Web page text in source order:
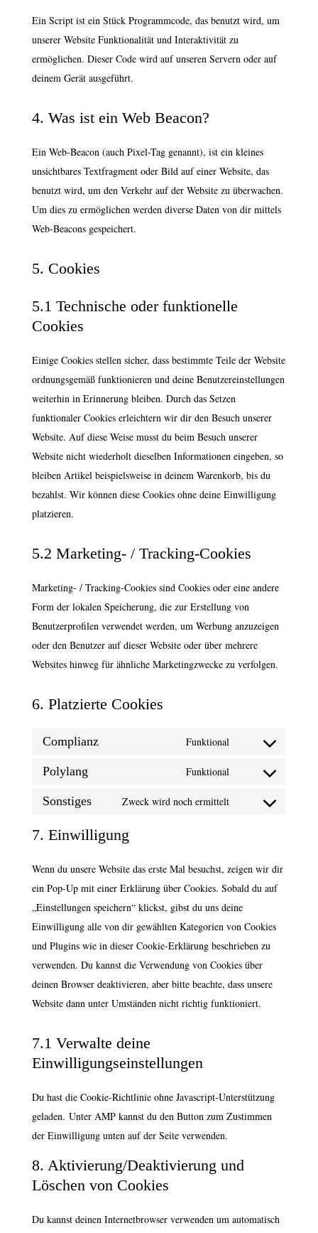
Ein Script ist ein Stück Programmcode, das benutzt wird, um
unserer Website Funktionalität und Interaktivität zu
ermöglichen. Dieser Code wird auf unseren Servern oder auf
deinem Gerät ausgeführt.
4. Was ist ein Web Beacon?
Ein Web-Beacon (auch Pixel-Tag genannt), ist ein kleines
unsichtbares Textfragment oder Bild auf einer Website, das
benutzt wird, um den Verkehr auf der Website zu überwachen.
Um dies zu ermöglichen werden diverse Daten von dir mittels
Web-Beacons gespeichert.
5. Cookies
5.1 Technische oder funktionelle
Cookies
Einige Cookies stellen sicher, dass bestimmte Teile der Website
ordnungsgemäß funktionieren und deine Benutzereinstellungen
weiterhin in Erinnerung bleiben. Durch das Setzen
funktionaler Cookies erleichtern wir dir den Besuch unserer
Website. Auf diese Weise musst du beim Besuch unserer
Website nicht wiederholt dieselben Informationen eingeben, so
bleiben Artikel beispielsweise in deinem Warenkorb, bis du
bezahlst. Wir können diese Cookies ohne deine Einwilligung
platzieren.
5.2 Marketing- / Tracking-Cookies
Marketing- / Tracking-Cookies sind Cookies oder eine andere
Form der lokalen Speicherung, die zur Erstellung von
Benutzerprofilen verwendet werden, um Werbung anzuzeigen
oder den Benutzer auf dieser Website oder über mehrere
Websites hinweg für ähnliche Marketingzwecke zu verfolgen.
6. Platzierte Cookies
Complianz Funktional
Consent
complianz
Polylang Funktional
Consent
Sonstiges Zweck wird noch ermittelt
Consent
sonstiges
7. Einwilligung
Wenn du unsere Website das erste Mal besuchst, zeigen wir dir
ein Pop-Up mit einer Erklärung über Cookies. Sobald du auf
„Einstellungen speichern“ klickst, gibst du uns deine
Einwilligung alle von dir gewählten Kategorien von Cookies
und Plugins wie in dieser Cookie-Erklärung beschrieben zu
verwenden. Du kannst die Verwendung von Cookies über
deinen Browser deaktivieren, aber bitte beachte, dass unsere
Website dann unter Umständen nicht richtig funktioniert.
7.1 Verwalte deine
Einwilligungseinstellungen
Du hast die Cookie-Richtlinie ohne Javascript-Unterstützung
geladen. Unter AMP kannst du den Button zum Zustimmen
der Einwilligung unten auf der Seite verwenden.
8. Aktivierung/Deaktivierung und
Löschen von Cookies
Du kannst deinen Internetbrowser verwenden um automatisch